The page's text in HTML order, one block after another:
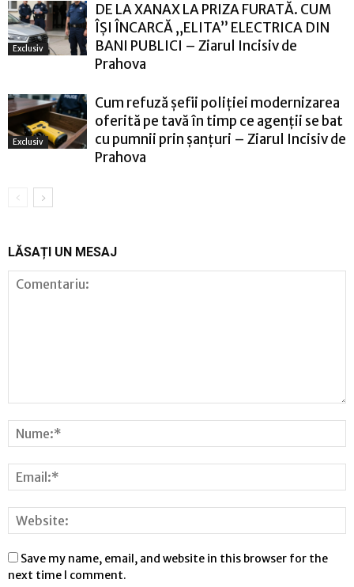
Exclusiv
DE LA XANAX LA PRIZA FURATĂ. CUM
ÎȘI ÎNCARCĂ „ELITA” ELECTRICA DIN
BANI PUBLICI – Ziarul Incisiv de
Prahova
Exclusiv
Cum refuză șefii poliției modernizarea
oferită pe tavă în timp ce agenții se bat
cu pumnii prin șanțuri – Ziarul Incisiv de
Prahova
LĂSAȚI UN MESAJ
Save my name, email, and website in this browser for the
next time I comment.